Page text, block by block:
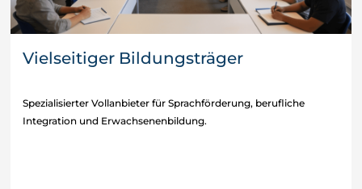
Vielseitiger Bildungsträger
Spezialisierter Vollanbieter für Sprachförderung, berufliche
Integration und Erwachsenenbildung.